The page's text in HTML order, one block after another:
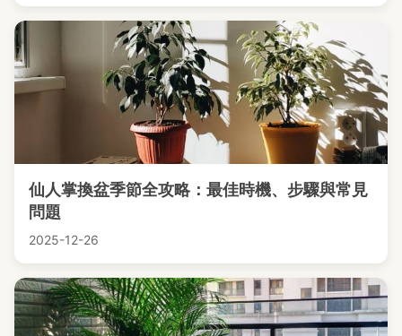
仙人掌換盆季節全攻略：最佳時機、步驟與常見
問題
2025-12-26